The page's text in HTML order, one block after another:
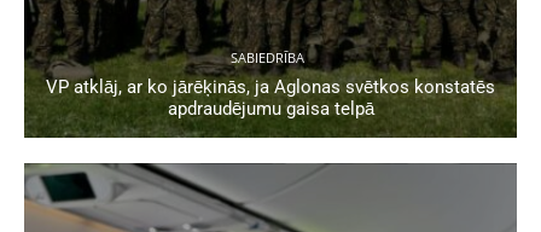
SABIEDRĪBA
VP atklāj, ar ko jārēķinās, ja Aglonas svētkos konstatēs
apdraudējumu gaisa telpā